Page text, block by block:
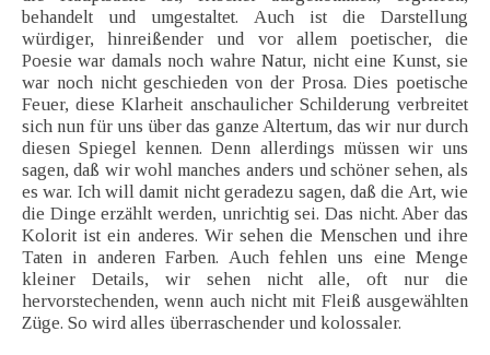
behandelt und umgestaltet. Auch ist die Darstellung
würdiger, hinreißender und vor allem poetischer, die
Poesie war damals noch wahre Natur, nicht eine Kunst, sie
war noch nicht geschieden von der Prosa. Dies poetische
Feuer, diese Klarheit anschaulicher Schilderung verbreitet
sich nun für uns über das ganze Altertum, das wir nur durch
diesen Spiegel kennen. Denn allerdings müssen wir uns
sagen, daß wir wohl manches anders und schöner sehen, als
es war. Ich will damit nicht geradezu sagen, daß die Art, wie
die Dinge erzählt werden, unrichtig sei. Das nicht. Aber das
Kolorit ist ein anderes. Wir sehen die Menschen und ihre
Taten in anderen Farben. Auch fehlen uns eine Menge
kleiner Details, wir sehen nicht alle, oft nur die
hervorstechenden, wenn auch nicht mit Fleiß ausgewählten
Züge. So wird alles überraschender und kolossaler.